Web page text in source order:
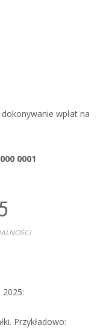
wpłat na
0001
Przykładowo: